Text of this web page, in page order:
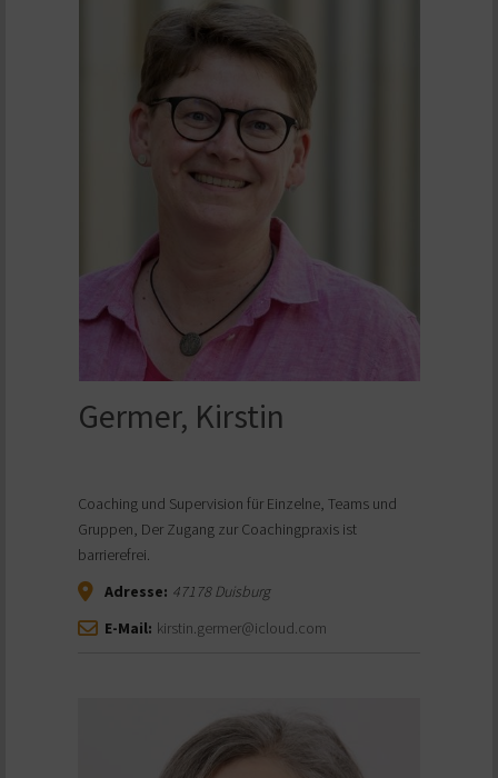
Germer, Kirstin
Coaching und Supervision für Einzelne, Teams und
Gruppen, Der Zugang zur Coachingpraxis ist
barrierefrei.
Adresse: 47178Duisburg
E-Mail: kirstin.germer@icloud.com